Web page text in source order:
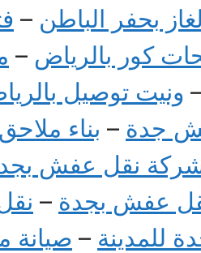
بحفر الباطن –
كور بالرياض –
ونيت توصيل
جدة – بناء
نقل عفش
عفش بجدة –
للمدينة – صيانة